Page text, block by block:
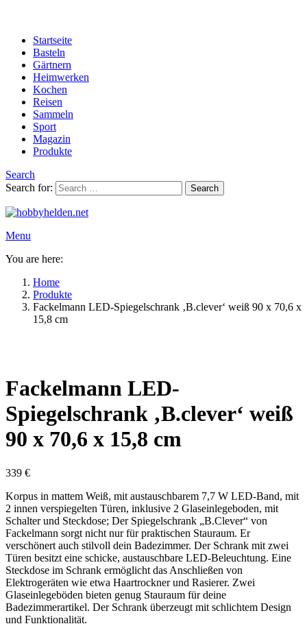
Startseite
Basteln
Gärtnern
Heimwerken
Kochen
Reisen
Sammeln
Sport
Magazin
Produkte
Search
Search for:
Search
Menu
You are here:
Home
Produkte
Fackelmann LED-Spiegelschrank ‚B.clever‘ weiß 90 x 70,6 x
15,8 cm
Fackelmann LED-
Spiegelschrank ‚B.clever‘ weiß
90 x 70,6 x 15,8 cm
339 €
Korpus in mattem Weiß, mit austauschbarem 7,7 W LED-Band, mit
2 innen verspiegelten Türen, inklusive 2 Glaseinlegeboden, mit
Schalter und Steckdose; Der Spiegelschrank „B.Clever“ von
Fackelmann sorgt nicht nur für praktischen Stauraum. Er
verschönert auch stilvoll dein Badezimmer. Der Schrank mit zwei
Türen besitzt eine schicke, austauschbare LED-Beleuchtung. Eine
Steckdose im Schrank ermöglicht das Anschließen von
Elektrogeräten wie etwa Haartrockner und Rasierer. Zwei
Glaseinlegeböden bieten genug Stauraum für deine
Badezimmerartikel. Der Schrank überzeugt mit schlichtem Design
und Funktionalität.